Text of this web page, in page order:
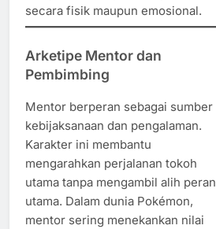
secara fisik maupun emosional.
Arketipe Mentor dan
Pembimbing
Mentor berperan sebagai sumber
kebijaksanaan dan pengalaman.
Karakter ini membantu
mengarahkan perjalanan tokoh
utama tanpa mengambil alih peran
utama. Dalam dunia Pokémon,
mentor sering menekankan nilai